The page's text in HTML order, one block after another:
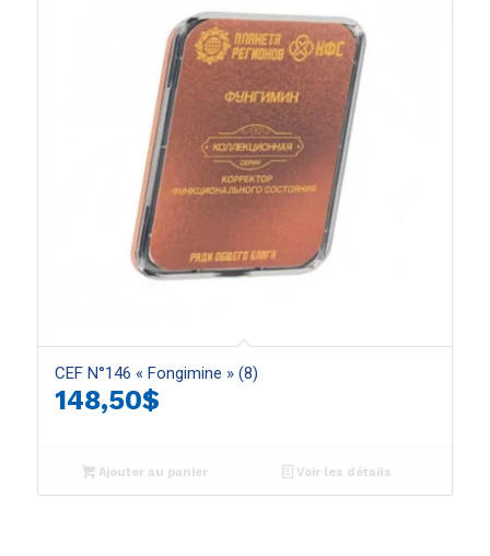
CEF N°146 « Fongimine » (8)
148,50$
Ajouter au panier Voir les détails